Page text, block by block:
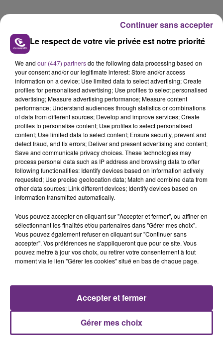
Découvrez un moyen romantique de visiter la ville de
Troyes.
TITRES DIFFUSÉS
13h05
13h05
SHAGGY
It Wasn't Me
13h02
13h02
TEDDY SWIMS
Mr Know It All
12h59
12h59 12h56
12h56
Le respect de votre vie privée est notre priorité
We and our (447) partnersdo the following data processing based on
your consent and/or our legitimate interest: Store and/or access
information on a device; Use limited data to select advertising; Create
profiles for personalised advertising; Use profiles to select personalised
advertising; Measure advertising performance; Measure content
performance; Understand audiences through statistics or combinations
of data from different sources; Develop and improve services; Create
profiles to personalise content; Use profiles to select personalised
content; Use limited data to select content; Ensure security, prevent and
detect fraud, and fix errors; Deliver and present advertising and content;
Save and communicate privacy choices. These technologies may
process personal data such as IP address and browsing data to offer
following functionalities: Identify devices based on information actively
requested; Use precise geolocation data; Match and combine data from
other data sources; Link different devices; Identify devices based on
information transmitted automatically.
Vous pouvez accepter en cliquant sur "Accepter et fermer", ou affiner en
sélectionnant les finalités et/ou partenaires dans "Gérer mes choix".
Vous pouvez également refuser en cliquant sur "Continuer sans
accepter". Vos préférences ne s'appliqueront que pour ce site. Vous
pouvez mettre à jour vos choix, ou retirer votre consentement à tout
moment via le lien "Gérer les cookies" situé en bas de chaque page.
Gérer mes choix
Accepter et fermer
Continuer sans accepter